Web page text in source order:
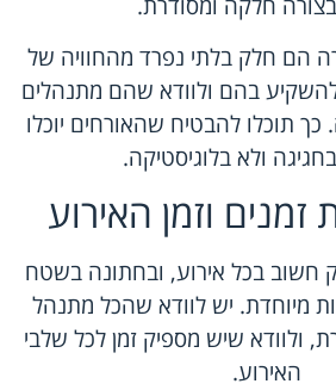
חלקה ומסודרת.
הם חלק בלתי נפרד מהחוויה של
להשקיע בהם ולוודא שהם מתנהלים
כך תוכלו להבטיח שהאורחים יוכלו
ולא בלוגיסטיקה.
זמנים וזמן האירוע
חשוב בכל אירוע, ובחתונה בשטח
מיוחדת. יש לוודא שהכל מתנהל
ולוודא שיש מספיק זמן לכל שלבי
האירוע.